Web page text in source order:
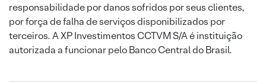
responsabilidade por danos sofridos por seus clientes,
por força de falha de serviços disponibilizados por
terceiros. A XP Investimentos CCTVM S/A é instituição
autorizada a funcionar pelo Banco Central do Brasil.